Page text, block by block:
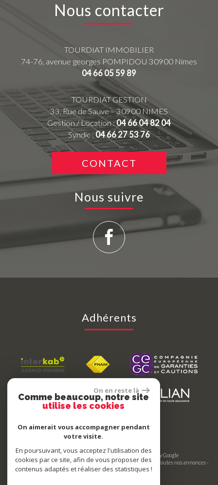
Nous contacter
TOURDIAT IMMOBILIER
74-76, avenue georges POMPIDOU 30900 Nimes
04 66 05 59 89
TOURDIAT GESTION
33, Rue de Sauve – 30900 NIMES
Gestion / Location :04 66 04 82 04
Syndic :04 66 27 53 76
CONTACT
Nous suivre
Adhérents
© 2026 | Tous droits réservés | Traduction powered by Google
Plan du site- Mentions légales- Nos honoraires -Liens- Admin Toutes nos annonces-
Politique RGPD
On en reste là
Comme beaucoup, notre site
utilise les cookies
On aimerait vous accompagner pendant
votre visite.
En poursuivant, vous acceptez l'utilisation des
cookies par ce site, afin de vous proposer des
contenus adaptés et réaliser des statistiques !